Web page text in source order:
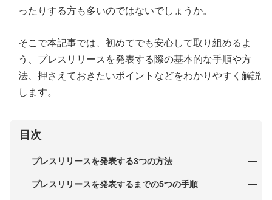
ったりする方も多いのではないでしょうか。
そこで本記事では、初めてでも安心して取り組めるよ
う、プレスリリースを発表する際の基本的な手順や方
法、押さえておきたいポイントなどをわかりやすく解説
します。
目次
プレスリリースを発表する3つの方法
1．プレスリリース配信サービスを利用する
プレスリリースを発表するまでの5つの手順